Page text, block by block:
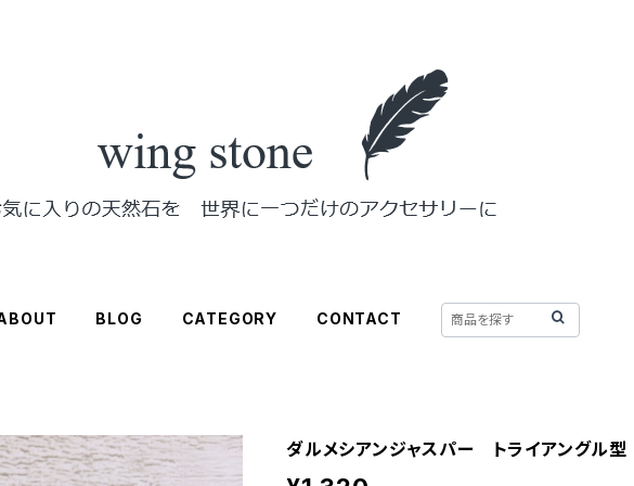
BLOG CATEGORY CONTACT
ダルメシアンジャスパー トライアングル